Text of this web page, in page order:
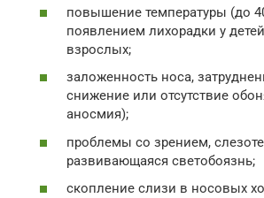
повышение температуры (до
появлением лихорадки у
взрослых;
заложенность носа,
снижение или отсутствие
аносмия);
проблемы со зрением,
развивающаяся светобоязнь;
скопление слизи в носовых